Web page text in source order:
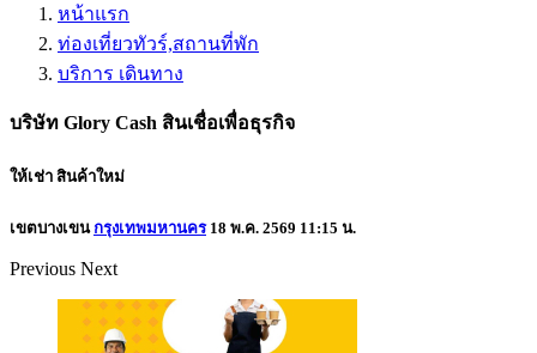
หน้าแรก
ท่องเที่ยวทัวร์,สถานที่พัก
บริการ เดินทาง
บริษัท Glory Cash สินเชื่อเพื่อธุรกิจ
ให้เช่า สินค้าใหม่
เขตบางเขนกรุงเทพมหานคร 18 พ.ค. 2569 11:15 น.
Previous Next